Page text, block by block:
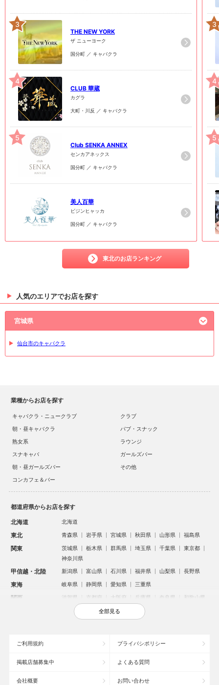
3
THE NEW YORK
ザ ニューヨーク
国分町 ／ キャバクラ
4
CLUB 華蔵
カグラ
大町・川反 ／ キャバクラ
5
Club SENKA ANNEX
センカアネックス
国分町 ／ キャバクラ
美人百華
ビジンヒャッカ
国分町 ／ キャバクラ
東北のお店ランキング
3
4
5
6
人気のエリアでお店を探す
宮城県
仙台市のキャバクラ
業種からお店を探す
キャバクラ・ニュークラブ
クラブ
朝・昼キャバクラ
パブ・スナック
熟女系
ラウンジ
スナキャバ
ガールズバー
朝・昼ガールズバー
その他
コンカフェ＆バー
都道府県からお店を探す
北海道 北海道
東北 青森県 岩手県 宮城県 秋田県 山形県 福島県
関東 茨城県 栃木県 群馬県 埼玉県 千葉県
東京都
神奈川県
甲信越・北陸 新潟県 富山県 石川県 福井県 山梨県 長野県
東海 岐阜県 静岡県 愛知県 三重県
関西 滋賀県 京都府 大阪府 兵庫県 奈良県 和歌山県
鳥取県 島根県 岡山県 広島県
沖縄県
全部見る
ご利用規約 プライバシポリシー
掲載店舗募集中 よくある質問
会社概要 お問い合わせ